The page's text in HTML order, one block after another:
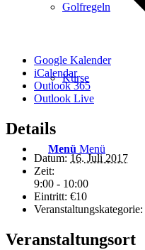
Golfregeln
Kurse
Menü Menü
Google Kalender
iCalendar
Outlook 365
Outlook Live
Details
Datum: 16. Juli 2017
Zeit:
9:00 - 10:00
Eintritt: €10
Veranstaltungskategorie:
Veranstaltungsort